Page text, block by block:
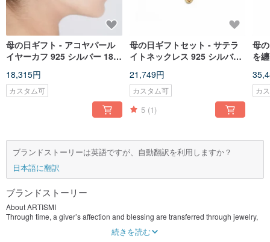
母の日ギフト - アコヤパール
イヤーカフ 925 シルバー 18K
Pearl Earcuff
18,315円
カスタム可
母の日ギフトセット - サテラ
イトネックレス 925 シルバー
パ パールネックレス
21,749円
カスタム可
5 (1)
母
を
カ
ブランドストーリーは英語ですが、自動翻訳を利用しますか？
日本語に翻訳
ブランドストーリー
About ARTISMI
Through time, a giver’s affection and blessing are transferred through jewelry,
and to the receiver, it embodies special memories and modest indulgence. The
brand name Artismi originates from the words “art” and “smith” because we
続きを読む